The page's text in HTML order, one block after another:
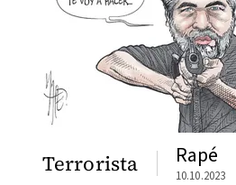
Terrorista Rapé
10.10.2023